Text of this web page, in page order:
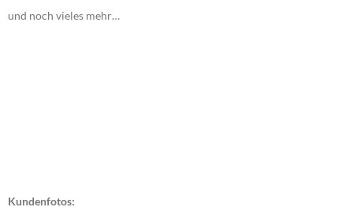
und noch vieles mehr…
Kundenfotos: